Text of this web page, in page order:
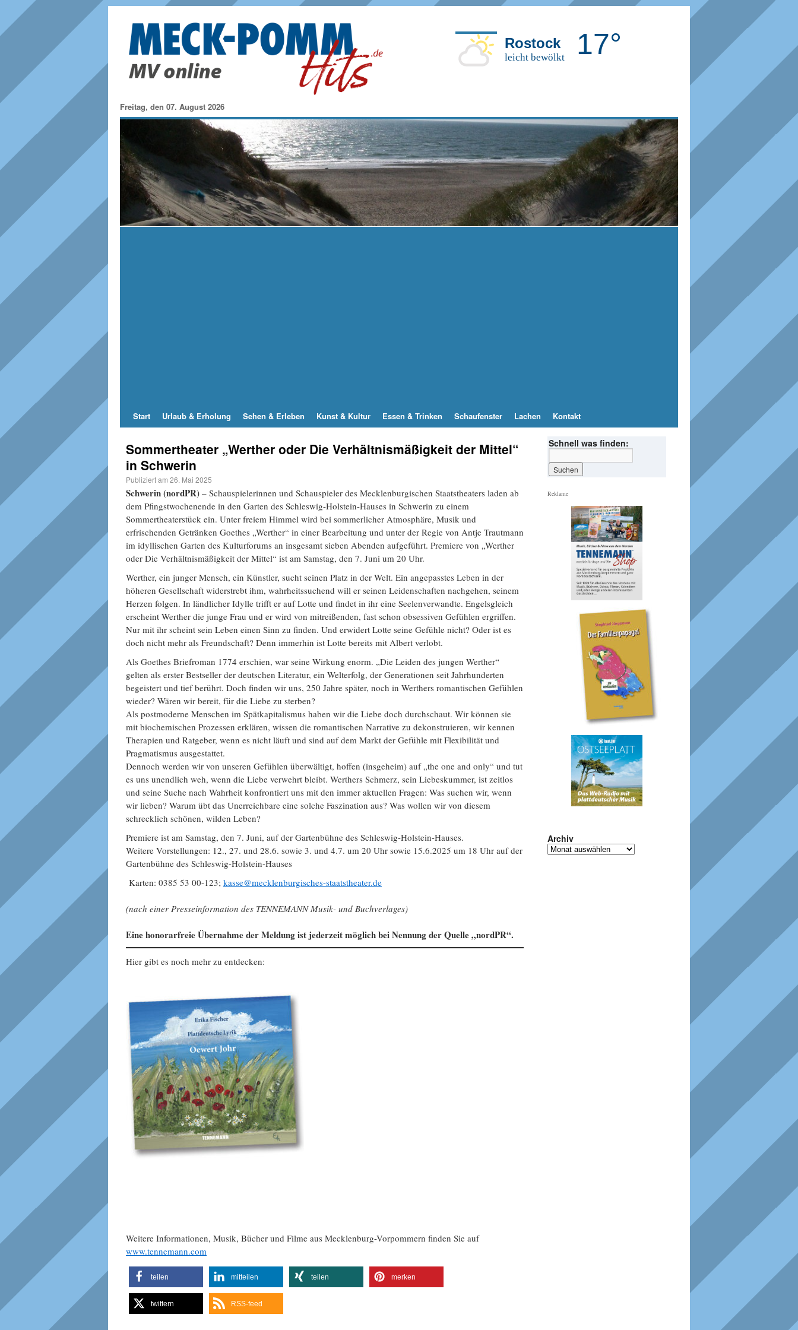
Freitag, den 07. August 2026
Rostock
leicht bewölkt 17°
Start Urlaub & Erholung Sehen & Erleben Kunst & Kultur Essen & Trinken Schaufenster Lachen Kontakt
Sommertheater „Werther oder Die Verhältnismäßigkeit der Mittel“
in Schwerin
Publiziert am 26. Mai 2025
Schwerin (nordPR) – Schauspielerinnen und Schauspieler des Mecklenburgischen Staatstheaters laden ab
dem Pfingstwochenende in den Garten des Schleswig-Holstein-Hauses in Schwerin zu einem
Sommertheaterstück ein. Unter freiem Himmel wird bei sommerlicher Atmosphäre, Musik und
erfrischenden Getränken Goethes „Werther“ in einer Bearbeitung und unter der Regie von Antje Trautmann
im idyllischen Garten des Kulturforums an insgesamt sieben Abenden aufgeführt. Premiere von „Werther
oder Die Verhältnismäßigkeit der Mittel“ ist am Samstag, den 7. Juni um 20 Uhr.
Werther, ein junger Mensch, ein Künstler, sucht seinen Platz in der Welt. Ein angepasstes Leben in der
höheren Gesellschaft widerstrebt ihm, wahrheitssuchend will er seinen Leidenschaften nachgehen, seinem
Herzen folgen. In ländlicher Idylle trifft er auf Lotte und findet in ihr eine Seelenverwandte. Engelsgleich
erscheint Werther die junge Frau und er wird von mitreißenden, fast schon obsessiven Gefühlen ergriffen.
Nur mit ihr scheint sein Leben einen Sinn zu finden. Und erwidert Lotte seine Gefühle nicht? Oder ist es
doch nicht mehr als Freundschaft? Denn immerhin ist Lotte bereits mit Albert verlobt.
Als Goethes Briefroman 1774 erschien, war seine Wirkung enorm. „Die Leiden des jungen Werther“
gelten als erster Bestseller der deutschen Literatur, ein Welterfolg, der Generationen seit Jahrhunderten
begeistert und tief berührt. Doch finden wir uns, 250 Jahre später, noch in Werthers romantischen Gefühlen
wieder? Wären wir bereit, für die Liebe zu sterben?
Als postmoderne Menschen im Spätkapitalismus haben wir die Liebe doch durchschaut. Wir können sie
mit biochemischen Prozessen erklären, wissen die romantischen Narrative zu dekonstruieren, wir kennen
Therapien und Ratgeber, wenn es nicht läuft und sind auf dem Markt der Gefühle mit Flexibilität und
Pragmatismus ausgestattet.
Dennoch werden wir von unseren Gefühlen überwältigt, hoffen (insgeheim) auf „the one and only“ und tut
es uns unendlich weh, wenn die Liebe verwehrt bleibt. Werthers Schmerz, sein Liebeskummer, ist zeitlos
und seine Suche nach Wahrheit konfrontiert uns mit den immer aktuellen Fragen: Was suchen wir, wenn
wir lieben? Warum übt das Unerreichbare eine solche Faszination aus? Was wollen wir von diesem
schrecklich schönen, wilden Leben?
Premiere ist am Samstag, den 7. Juni, auf der Gartenbühne des Schleswig-Holstein-Hauses.
Weitere Vorstellungen: 12., 27. und 28.6. sowie 3. und 4.7. um 20 Uhr sowie 15.6.2025 um 18 Uhr auf der
Gartenbühne des Schleswig-Holstein-Hauses
Karten: 0385 53 00-123; kasse@mecklenburgisches-staatstheater.de
(nach einer Presseinformation des TENNEMANN Musik- und Buchverlages)
Eine honorarfreie Übernahme der Meldung ist jederzeit möglich bei Nennung der Quelle „nordPR“.
Hier gibt es noch mehr zu entdecken:
Weitere Informationen, Musik, Bücher und Filme aus Mecklenburg-Vorpommern finden Sie auf
www.tennemann.com
teilen mitteilen teilen merken
twittern RSS-feed
Schnell was finden:
Reklame
Archiv